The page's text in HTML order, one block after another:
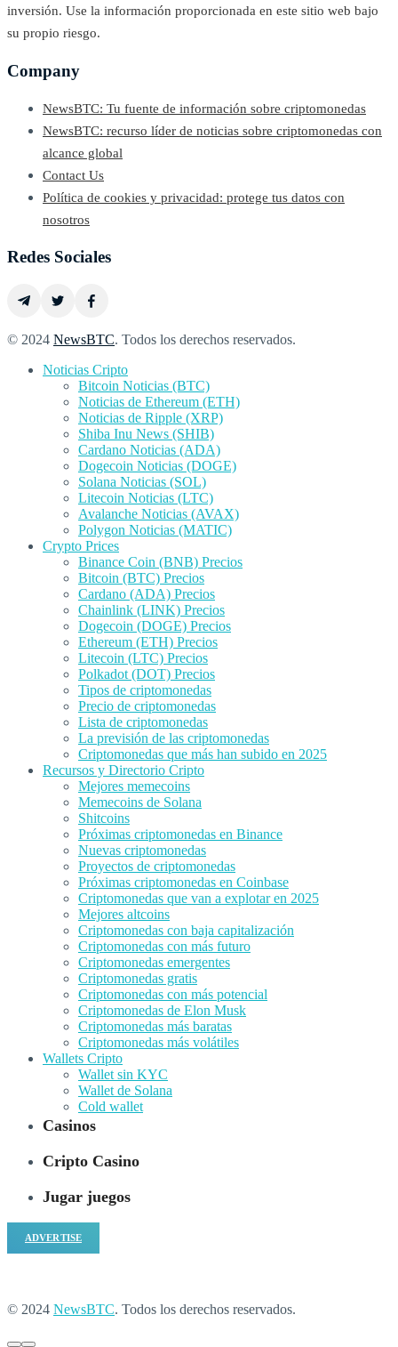
inversión. Use la información proporcionada en este sitio web bajo
su propio riesgo.
Company
NewsBTC: Tu fuente de información sobre criptomonedas
NewsBTC: recurso líder de noticias sobre criptomonedas con
alcance global
Contact Us
Política de cookies y privacidad: protege tus datos con
nosotros
Redes Sociales
© 2024 NewsBTC. Todos los derechos reservados.
Noticias Cripto
Bitcoin Noticias (BTC)
Noticias de Ethereum (ETH)
Noticias de Ripple (XRP)
Shiba Inu News (SHIB)
Cardano Noticias (ADA)
Dogecoin Noticias (DOGE)
Solana Noticias (SOL)
Litecoin Noticias (LTC)
Avalanche Noticias (AVAX)
Polygon Noticias (MATIC)
Crypto Prices
Binance Coin (BNB) Precios
Bitcoin (BTC) Precios
Cardano (ADA) Precios
Chainlink (LINK) Precios
Dogecoin (DOGE) Precios
Ethereum (ETH) Precios
Litecoin (LTC) Precios
Polkadot (DOT) Precios
Tipos de criptomonedas
Precio de criptomonedas
Lista de criptomonedas
La previsión de las criptomonedas
Criptomonedas que más han subido en 2025
Recursos y Directorio Cripto
Mejores memecoins
Memecoins de Solana
Shitcoins
Próximas criptomonedas en Binance
Nuevas criptomonedas
Proyectos de criptomonedas
Próximas criptomonedas en Coinbase
Criptomonedas que van a explotar en 2025
Mejores altcoins
Criptomonedas con baja capitalización
Criptomonedas con más futuro
Criptomonedas emergentes
Criptomonedas gratis
Criptomonedas con más potencial
Criptomonedas de Elon Musk
Criptomonedas más baratas
Criptomonedas más volátiles
Wallets Cripto
Wallet sin KYC
Wallet de Solana
Cold wallet
Casinos
Cripto Casino
Jugar juegos
ADVERTISE
© 2024 NewsBTC. Todos los derechos reservados.